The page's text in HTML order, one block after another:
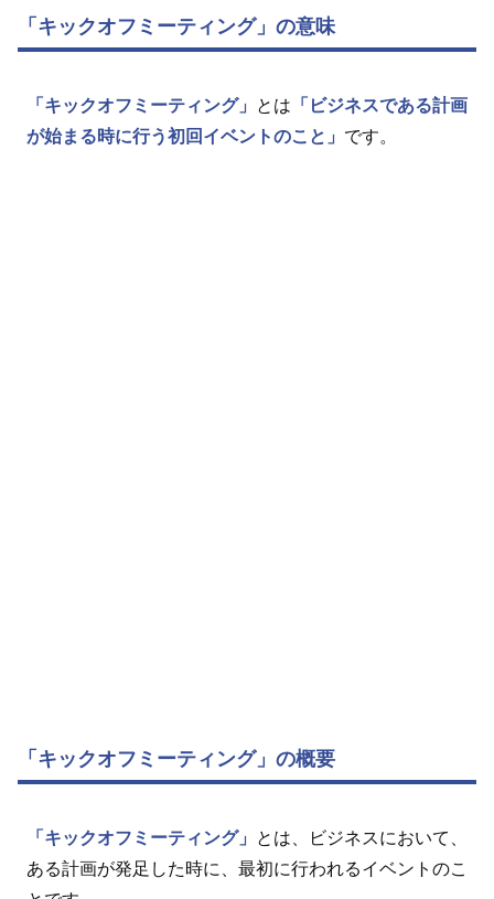
「キックオフミーティング」の意味
「キックオフミーティング」 とは 「ビジネスである計画
が始まる時に行う初回イベントのこと」 です。
「キックオフミーティング」の概要
「キックオフミーティング」
とは、ビジネスにおいて、
ある計画が発足した時に、最初に行われるイベントのこ